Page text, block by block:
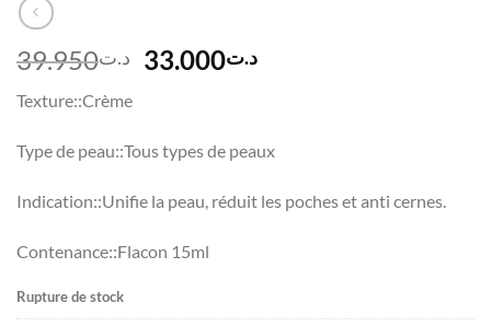
د.ت39.950
Le
était :
د.ت39.950.
د.ت33.000
Le
Texture::Crème
Type de peau::Tous types de peaux
Indication::Unifie la peau, réduit les poches et anti cernes.
Contenance::Flacon 15ml
Rupture de stock